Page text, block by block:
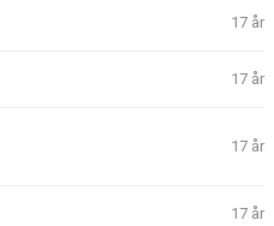
17 år
17 år
17 år
17 år